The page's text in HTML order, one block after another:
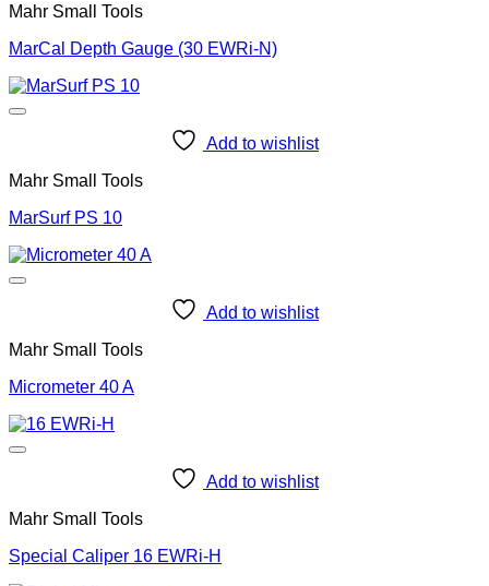
Mahr Small Tools
MarCal Depth Gauge (30 EWRi-N)
Add to wishlist
Mahr Small Tools
MarSurf PS 10
Add to wishlist
Mahr Small Tools
Micrometer 40 A
Add to wishlist
Mahr Small Tools
Special Caliper 16 EWRi-H